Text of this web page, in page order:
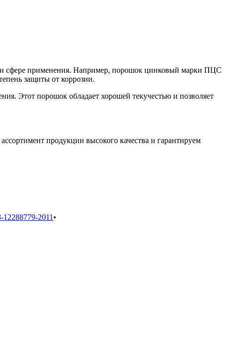
и сфере применения. Например, порошок цинковый марки ПЦС
защиты от коррозии.
Этот порошок обладает хорошей текучестью и позволяет
продукции высокого качества и гарантируем
2011 •